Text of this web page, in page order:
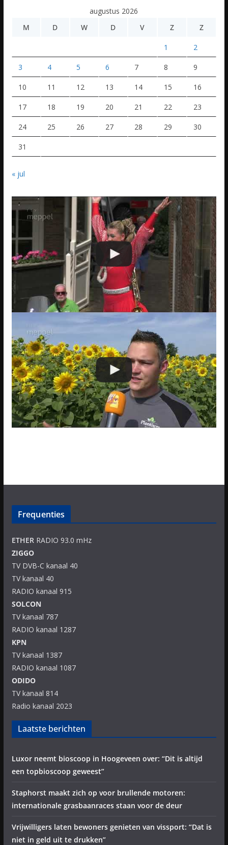
augustus 2026
M
D W D V Z Z
1 2
3 4 5 6 7 8 9
10 11 12 13 14 15 16
17 18 19 20 21 22 23
24 25 26 27 28 29 30
31
« jul
Frequenties
ETHERRADIO 93.0 mHz
ZIGGO
TV DVB-C kanaal 40
TV kanaal 40
RADIO kanaal 915
SOLCON
TV kanaal 787
RADIO kanaal 1287
KPN
TV kanaal 1387
RADIO kanaal 1087
ODIDO
TV kanaal 814
Radio kanaal 2023
Laatste berichten
Luxor neemt bioscoop in Hoogeveen over: “Dit is altijd
een topbioscoop geweest”
Staphorst maakt zich op voor brullende motoren:
internationale grasbaanraces staan voor de deur
Vrijwilligers laten bewoners genieten van vissport: “Dat is
niet in geld uit te drukken”